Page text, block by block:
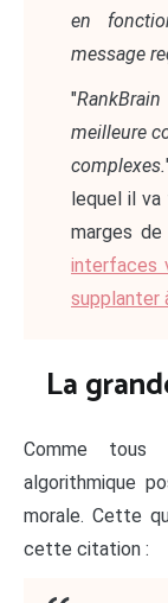
en
message
"
meilleure
complexes.
lequel il
marges de
interfaces
supplanter
La
Comme
algorithmique
morale. Cette
cette citation :